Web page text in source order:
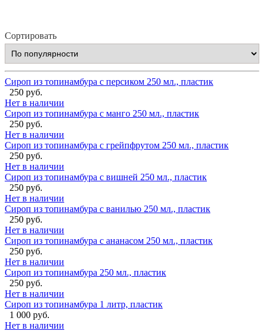
Сортировать
Сироп из топинамбура с персиком 250 мл., пластик
250 руб.
Нет в наличии
Сироп из топинамбура с манго 250 мл., пластик
250 руб.
Нет в наличии
Сироп из топинамбура с грейпфрутом 250 мл., пластик
250 руб.
Нет в наличии
Сироп из топинамбура с вишней 250 мл., пластик
250 руб.
Нет в наличии
Сироп из топинамбура с ванилью 250 мл., пластик
250 руб.
Нет в наличии
Сироп из топинамбура с ананасом 250 мл., пластик
250 руб.
Нет в наличии
Сироп из топинамбура 250 мл., пластик
250 руб.
Нет в наличии
Сироп из топинамбура 1 литр, пластик
1 000 руб.
Нет в наличии